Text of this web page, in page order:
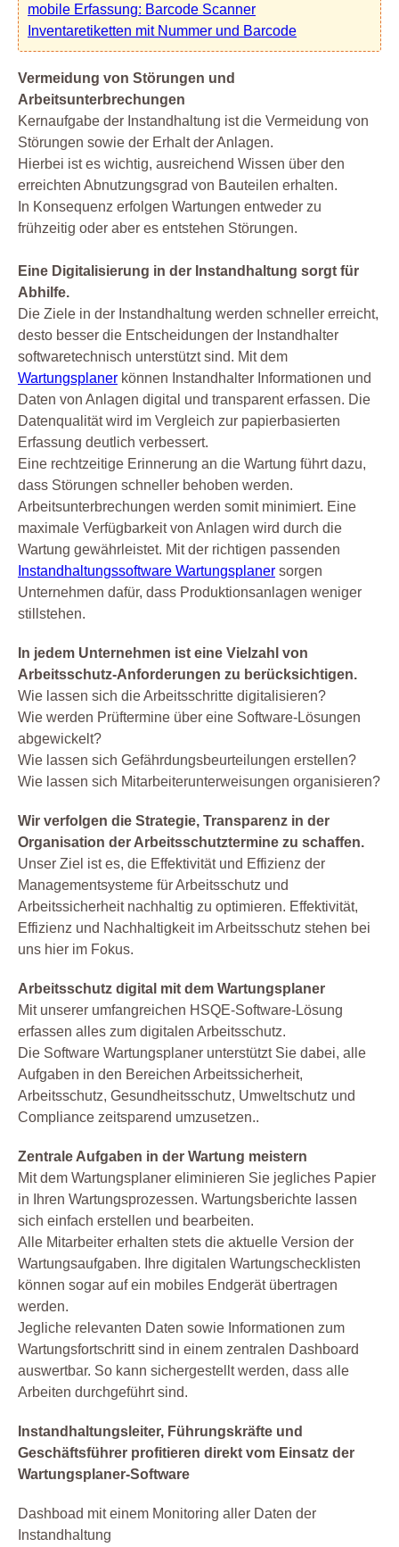
mobile Erfassung: Barcode Scanner
Inventaretiketten mit Nummer und Barcode
Vermeidung von Störungen und
Arbeitsunterbrechungen
Kernaufgabe der Instandhaltung ist die Vermeidung von
Störungen sowie der Erhalt der Anlagen.
Hierbei ist es wichtig, ausreichend Wissen über den
erreichten Abnutzungsgrad von Bauteilen erhalten.
In Konsequenz erfolgen Wartungen entweder zu
frühzeitig oder aber es entstehen Störungen.
Eine Digitalisierung in der Instandhaltung sorgt für
Abhilfe.
Die Ziele in der Instandhaltung werden schneller erreicht,
desto besser die Entscheidungen der Instandhalter
softwaretechnisch unterstützt sind. Mit dem
Wartungsplaner können Instandhalter Informationen und
Daten von Anlagen digital und transparent erfassen. Die
Datenqualität wird im Vergleich zur papierbasierten
Erfassung deutlich verbessert.
Eine rechtzeitige Erinnerung an die Wartung führt dazu,
dass Störungen schneller behoben werden.
Arbeitsunterbrechungen werden somit minimiert. Eine
maximale Verfügbarkeit von Anlagen wird durch die
Wartung gewährleistet. Mit der richtigen passenden
Instandhaltungssoftware Wartungsplaner sorgen
Unternehmen dafür, dass Produktionsanlagen weniger
stillstehen.
In jedem Unternehmen ist eine Vielzahl von
Arbeitsschutz-Anforderungen zu berücksichtigen.
Wie lassen sich die Arbeitsschritte digitalisieren?
Wie werden Prüftermine über eine Software-Lösungen
abgewickelt?
Wie lassen sich Gefährdungsbeurteilungen erstellen?
Wie lassen sich Mitarbeiterunterweisungen organisieren?
Wir verfolgen die Strategie, Transparenz in der
Organisation der Arbeitsschutztermine zu schaffen.
Unser Ziel ist es, die Effektivität und Effizienz der
Managementsysteme für Arbeitsschutz und
Arbeitssicherheit nachhaltig zu optimieren. Effektivität,
Effizienz und Nachhaltigkeit im Arbeitsschutz stehen bei
uns hier im Fokus.
Arbeitsschutz digital mit dem Wartungsplaner
Mit unserer umfangreichen HSQE-Software-Lösung
erfassen alles zum digitalen Arbeitsschutz.
Die Software Wartungsplaner unterstützt Sie dabei, alle
Aufgaben in den Bereichen Arbeitssicherheit,
Arbeitsschutz, Gesundheitsschutz, Umweltschutz und
Compliance zeitsparend umzusetzen..
Zentrale Aufgaben in der Wartung meistern
Mit dem Wartungsplaner eliminieren Sie jegliches Papier
in Ihren Wartungsprozessen. Wartungsberichte lassen
sich einfach erstellen und bearbeiten.
Alle Mitarbeiter erhalten stets die aktuelle Version der
Wartungsaufgaben. Ihre digitalen Wartungschecklisten
können sogar auf ein mobiles Endgerät übertragen
werden.
Jegliche relevanten Daten sowie Informationen zum
Wartungsfortschritt sind in einem zentralen Dashboard
auswertbar. So kann sichergestellt werden, dass alle
Arbeiten durchgeführt sind.
Instandhaltungsleiter, Führungskräfte und
Geschäftsführer profitieren direkt vom Einsatz der
Wartungsplaner-Software
Dashboad mit einem Monitoring aller Daten der
Instandhaltung